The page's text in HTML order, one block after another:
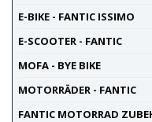
E-BIKE - FANTIC ISSIMO
E-SCOOTER - FANTIC
MOFA - BYE BIKE
MOTORRÄDER - FANTIC
FANTIC MOTORRAD